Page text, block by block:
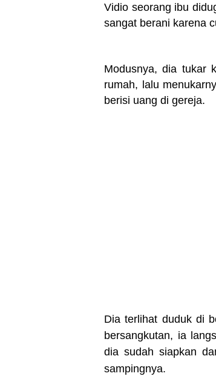
Vidio seorang ibu
sangat berani karena
Modusnya, dia tukar
rumah, lalu
berisi uang di gereja.
Dia terlihat duduk di
bersangkutan, ia
dia sudah siapkan
sampingnya.